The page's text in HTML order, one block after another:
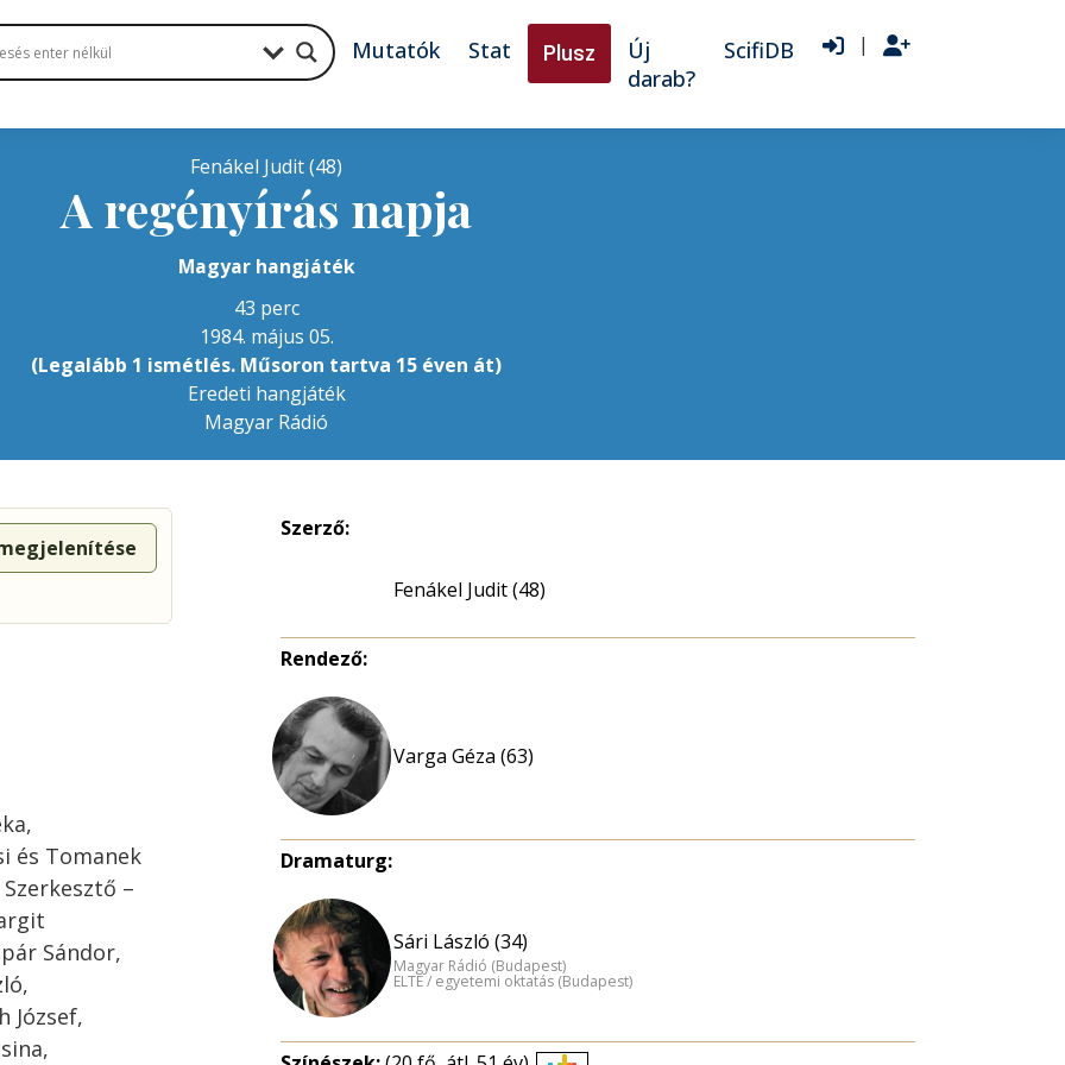
Mutatók Stat Plusz
Új
darab?
ScifiDB |
Fenákel Judit (48)
A regényírás napja
Magyar hangjáték
43 perc
1984. május 05.
(Legalább 1 ismétlés. Műsoron tartva 15 éven át)
Eredeti hangjáték
Magyar Rádió
és Tomanek
–
Sándor,
József,
Szerző:
Fenákel Judit (48)
Rendező:
Varga Géza (63)
Dramaturg:
Sári László (34)
Magyar Rádió (Budapest)
ELTE / egyetemi oktatás (Budapest)